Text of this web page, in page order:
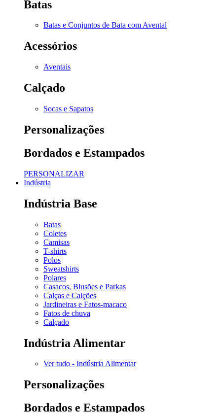
Batas
Batas e Conjuntos de Bata com Avental
Acessórios
Aventais
Calçado
Socas e Sapatos
Personalizações
Bordados e Estampados
PERSONALIZAR
Indústria
Indústria Base
Batas
Coletes
Camisas
T-shirts
Polos
Sweatshirts
Polares
Casacos, Blusões e Parkas
Calças e Calções
Jardineiras e Fatos-macaco
Fatos de chuva
Calçado
Indústria Alimentar
Ver tudo - Indústria Alimentar
Personalizações
Bordados e Estampados